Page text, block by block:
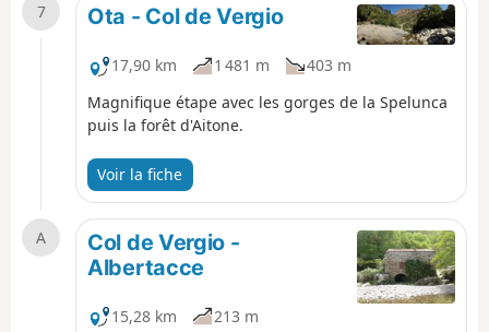
7 Ota - Col de Vergio
17,90 km 1 481 m
403 m
Magnifique étape avec les gorges de la Spelunca
puis la forêt d'Aitone.
Voir la fiche
A
Col de Vergio -
Albertacce
15,28 km
213 m